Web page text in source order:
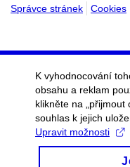
Správce stránek
Cookies
K vyhodnocování
obsahu a reklam
klikněte na
souhlas k jejich
Upravit možnosti